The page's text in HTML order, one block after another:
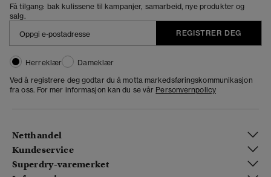
Få tilgang: bak kulissene til kampanjer, samarbeid, nye produkter og
salg.
REGISTRER DEG
Herreklær
Dameklær
Ved å registrere deg godtar du å motta markedsføringskommunikasjon
fra oss. For mer informasjon kan du se vår Personvernpolicy
Netthandel
Kundeservice
Superdry-varemerket